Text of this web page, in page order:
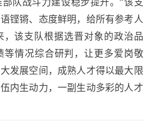
铿锵、态度鲜明，给所有参考人
，该支队根据选晋对象的政治品
等情况综合研判，让更多爱岗敬
发展空间，成熟人才得以最大限
内生动力，一副生动多彩的人才